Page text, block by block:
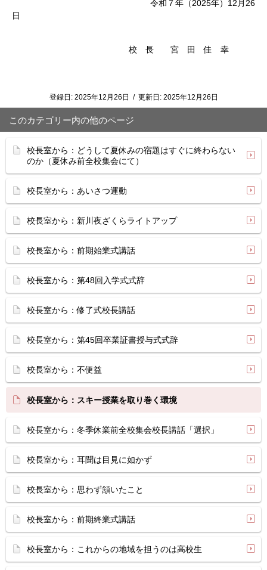
令和７年（2025年）12月26
日
校 長 宮 田 佳 幸
登録日: 2025年12月26日 / 更新日: 2025年12月26日
このカテゴリー内の他のページ
校長室から：どうして夏休みの宿題はすぐに終わらない
のか（夏休み前全校集会にて）
校長室から：あいさつ運動
校長室から：新川夜ざくらライトアップ
校長室から：前期始業式講話
校長室から：第48回入学式式辞
校長室から：修了式校長講話
校長室から：第45回卒業証書授与式式辞
校長室から：不便益
校長室から：スキー授業を取り巻く環境
校長室から：冬季休業前全校集会校長講話「選択」
校長室から：耳聞は目見に如かず
校長室から：思わず頷いたこと
校長室から：前期終業式講話
校長室から：これからの地域を担うのは高校生